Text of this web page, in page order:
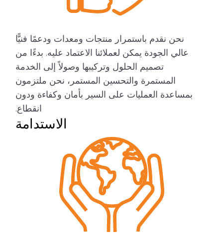
نحن نقدم باستمرار منتجات ومعدات ودعمًا فنيًّا
عالي الجودة يمكن لعملائنا الاعتماد عليه. بدءًا من
تصميم الحلول وتركيبها وصولاً إلى الخدمة
المستمرة والتحسين المستمر، نحن ملتزمون
بمساعدة العمليات على السير بأمان وكفاءة ودون
انقطاع.
الاستدامة